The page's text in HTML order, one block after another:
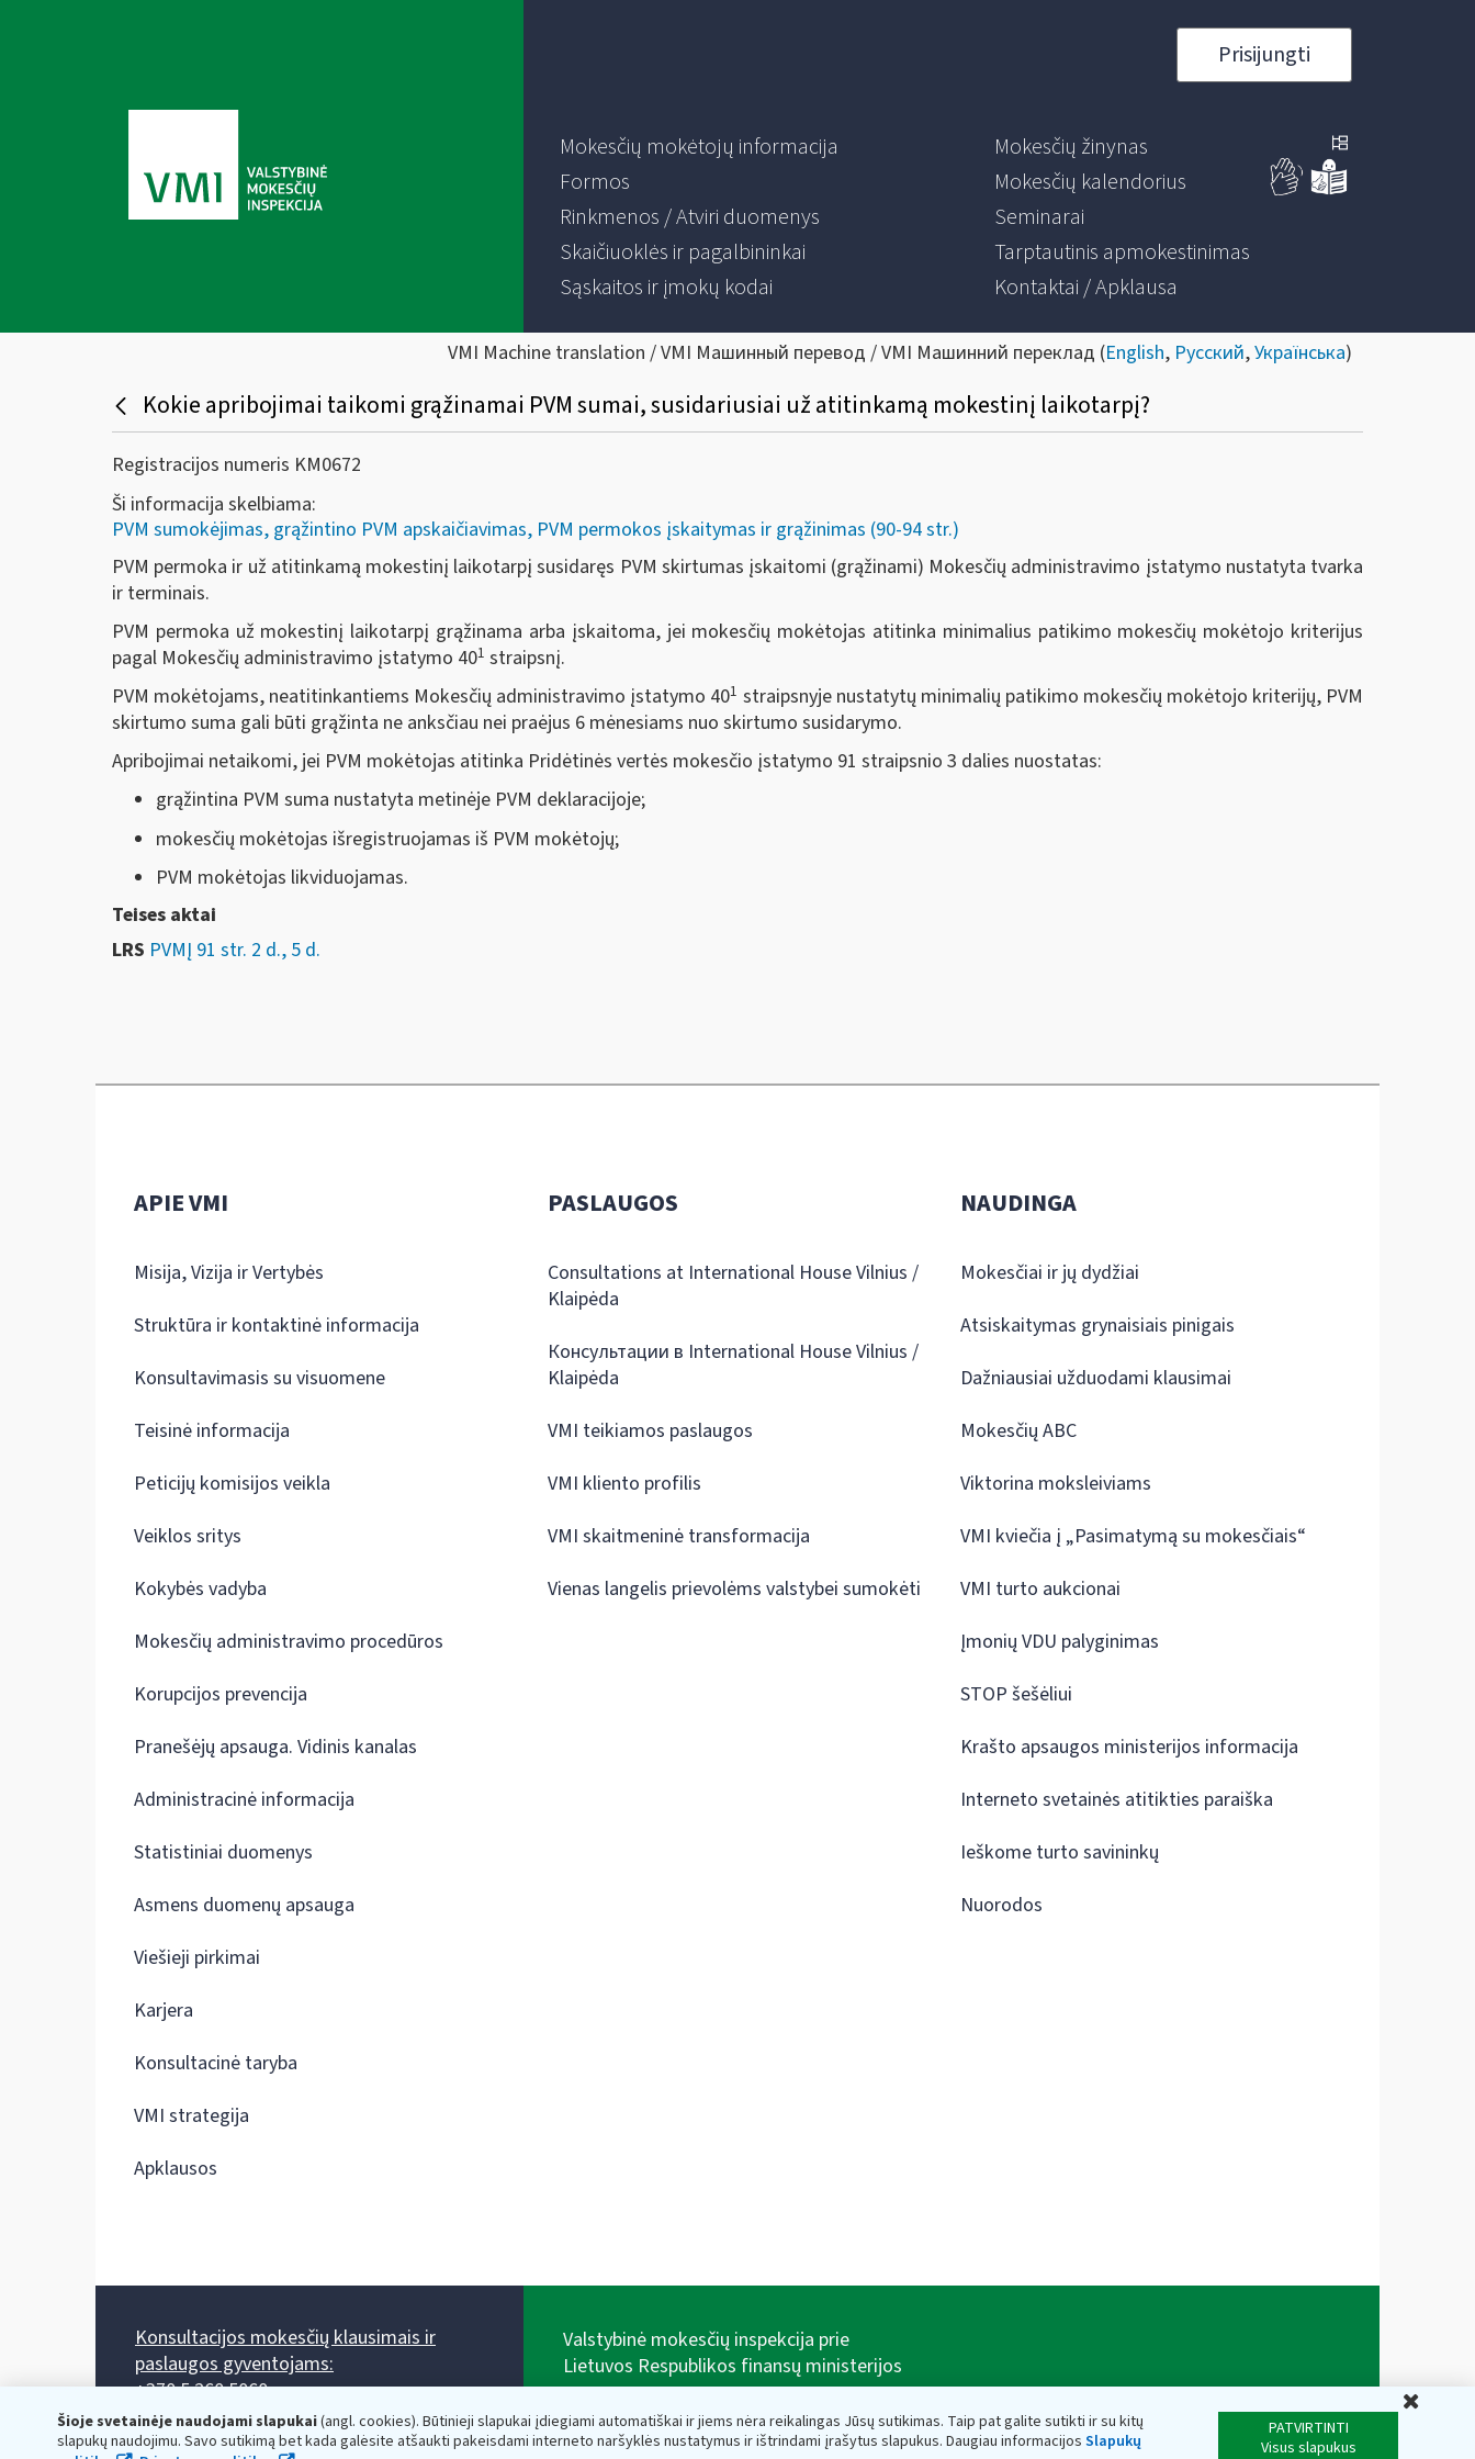
Prisijungti
Mokesčių mokėtojų informacija
Formos
Rinkmenos / Atviri duomenys
Skaičiuoklės ir pagalbininkai
Sąskaitos ir įmokų kodai
Mokesčių žinynas
Mokesčių kalendorius
Seminarai
Tarptautinis apmokestinimas
Kontaktai / Apklausa
VMI Machine translation / VMI Машинный перевод / VMI Машинний переклад (English, Русский,Українська)
Kokie apribojimai taikomi grąžinamai PVM sumai, susidariusiai už atitinkamą mokestinį laikotarpį?
Registracijos numeris KM0672
Ši informacija skelbiama:
PVM sumokėjimas, grąžintino PVM apskaičiavimas, PVM permokos įskaitymas ir grąžinimas (90-94 str.)
PVM permoka ir už atitinkamą mokestinį laikotarpį susidaręs PVM skirtumas įskaitomi (grąžinami) Mokesčių administravimo įstatymo nustatyta tvarka
ir terminais.
PVM permoka už mokestinį laikotarpį grąžinama arba įskaitoma, jei mokesčių mokėtojas atitinka minimalius patikimo mokesčių mokėtojo kriterijus
pagal Mokesčių administravimo įstatymo 401 straipsnį.
PVM mokėtojams, neatitinkantiems Mokesčių administravimo įstatymo 401 straipsnyje nustatytų minimalių patikimo mokesčių mokėtojo kriterijų, PVM
skirtumo suma gali būti grąžinta ne anksčiau nei praėjus 6 mėnesiams nuo skirtumo susidarymo.
Apribojimai netaikomi, jei PVM mokėtojas atitinka Pridėtinės vertės mokesčio įstatymo 91 straipsnio 3 dalies nuostatas:
grąžintina PVM suma nustatyta metinėje PVM deklaracijoje;
mokesčių mokėtojas išregistruojamas iš PVM mokėtojų;
PVM mokėtojas likviduojamas.
Teises aktai
LRS PVMĮ 91 str. 2 d., 5 d.
Šioje svetainėje naudojami slapukai(angl. cookies). Būtinieji slapukai įdiegiami automatiškai ir jiems nėra reikalingas Jūsų sutikimas. Taip pat galite sutikti ir su kitų
slapukų naudojimu. Savo sutikimą bet kada galėsite atšaukti pakeisdami interneto naršyklės nustatymus ir ištrindami įrašytus slapukus. Daugiau informacijos Slapukų
PATVIRTINTI
Visus slapukus
APIE VMI
Misija, Vizija ir Vertybės
Struktūra ir kontaktinė informacija
Konsultavimasis su visuomene
Teisinė informacija
Peticijų komisijos veikla
Veiklos sritys
Kokybės vadyba
Mokesčių administravimo procedūros
Korupcijos prevencija
Pranešėjų apsauga. Vidinis kanalas
Administracinė informacija
Statistiniai duomenys
Asmens duomenų apsauga
Viešieji pirkimai
Karjera
Konsultacinė taryba
VMI strategija
Apklausos
PASLAUGOS
Consultations at International House Vilnius /
Klaipėda
Консультации в International House Vilnius /
Klaipėda
VMI teikiamos paslaugos
VMI kliento profilis
VMI skaitmeninė transformacija
Vienas langelis prievolėms valstybei sumokėti
NAUDINGA
Mokesčiai ir jų dydžiai
Atsiskaitymas grynaisiais pinigais
Dažniausiai užduodami klausimai
Mokesčių ABC
Viktorina moksleiviams
VMI kviečia į „Pasimatymą su mokesčiais“
VMI turto aukcionai
Įmonių VDU palyginimas
STOP šešėliui
Krašto apsaugos ministerijos informacija
Interneto svetainės atitikties paraiška
Ieškome turto savininkų
Nuorodos
Konsultacijos mokesčių klausimais ir
paslaugos gyventojams:
+370 5 260 5060
Darbo laikas: I-IV 8.00-17.00, V 8.00-15.45.
Prieššventinę dieną - viena valanda trumpiau.
Kiekvieno mėnesio antrą penktadienį 8.00 val. - 12.00 val.
Valstybinė mokesčių inspekcija prie
Lietuvos Respublikos finansų ministerijos
adresas: Vasario 16-osios g. 14, 01107 Vilnius, Lietuva,
el.paštas:vmi@vmi.lt, E. pristatymo dėžutės adresas